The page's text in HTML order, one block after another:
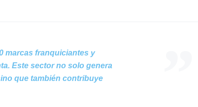
marcas franquiciantes y
Este sector no solo genera
que también contribuye